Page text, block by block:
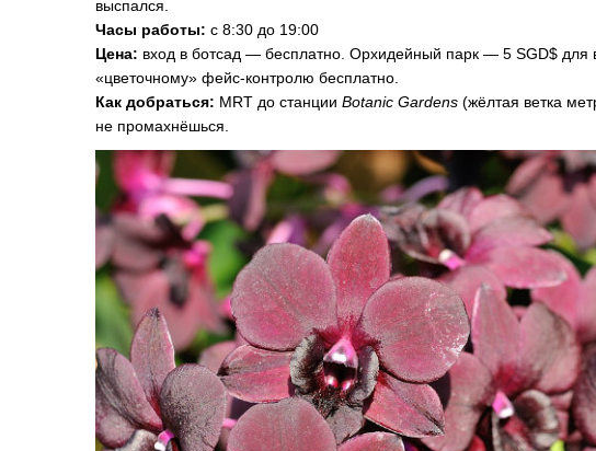
выспался.
Часы работы: с 8:30 до 19:00
Цена: вход в ботсад — бесплатно. Орхидейный парк — 5 SGD$ для
«цветочному» фейс-контролю бесплатно.
Как добраться: MRT до станции Botanic Gardens (жёлтая ветка
не промахнёшься.